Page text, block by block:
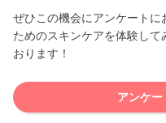
ぜひこの機会にアンケート
ためのスキンケアを体験し
おります！
アンケー